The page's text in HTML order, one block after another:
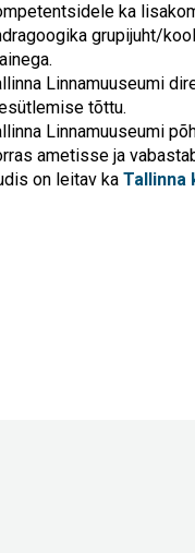
ka
grupijuht/
Linnamuuseumi
tõttu.
Linnamuuseumi
ametisse ja
on leitav ka Tallinna